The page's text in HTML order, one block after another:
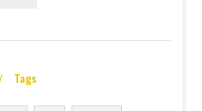
Tags